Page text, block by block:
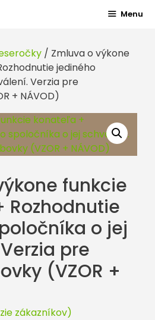
Menu
/ Zmluva o výkone
jediného
Verzia pre
+ NÁVOD)
funkcie
o jej
pre
(VZOR +
zákazníkov)